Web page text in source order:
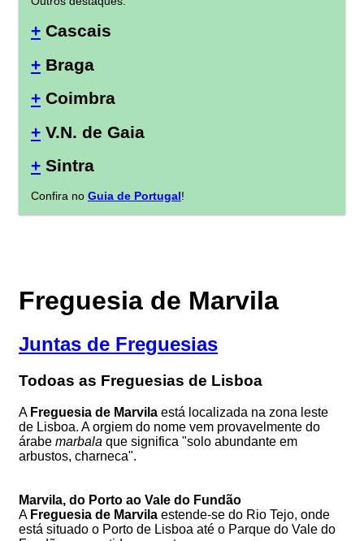
+ Cascais
+ Braga
+ Coimbra
+ V.N. de Gaia
+ Sintra
Confira no Guia de Portugal!
Freguesia de Marvila
Juntas de Freguesias
Todoas as Freguesias de Lisboa
A Freguesia de Marvila está localizada na zona leste
de Lisboa. A orgiem do nome vem provavelmente do
árabe marbala que significa "solo abundante em
arbustos, charneca".
Marvila, do Porto ao Vale do Fundão
A Freguesia de Marvila estende-se do Rio Tejo, onde
está situado o Porto de Lisboa até o Parque do Vale do